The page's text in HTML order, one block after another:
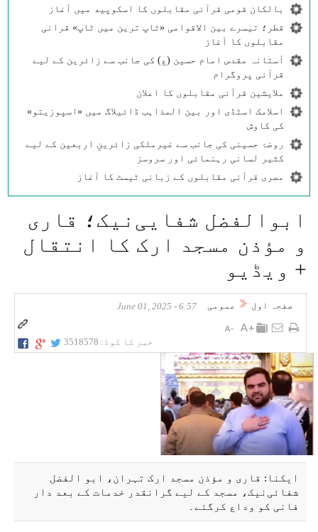
بالکان قومی قرآنی مقابلوں کا اسکوپیه میں آغاز
قطر؛ تیسرے بین الاقوامی «ٹاپ ترین میں ٹاپ» قرانی
مقابلوں کا آغاز
آستانہ مقدس امام حسین (ع) کی جانب سے زائرین کے لیے
قرآنی پروگرام
ملایشین قرآنی مقابلوں کا اعلان
اسلامک اسٹڈی اور بین المذاہب ڈائیلاگ میں «اسپوزیتو»
کی کاوش
روضۂ حسینی کی جانب سے غیرملکی زائرینِ اربعین کے لیے
کثیر لسانی رہنمائی اور سروسز
مصری قرآنی مقابلوں کے زبانی ٹیسٹ کا آغاز
ابوالفضل شفایی‌نیک؛ قاری
و مؤذن مسجد ارک کا انتقال
+ ویڈیو
صفحہ اول عمومی 6:57 - June 01, 2025
خبر کا کوڈ: 3518578
ایکنا: قاری و مؤذن مسجد ارک تہران، ابو الفضل
شفائی‌نیک، مسجد کے لیے گرانقدر خدمات کے بعد دار
فانی کو وداع کرگئے۔